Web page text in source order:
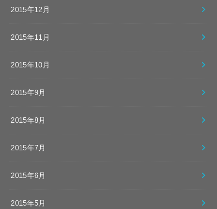
2015年12月
2015年11月
2015年10月
2015年9月
2015年8月
2015年7月
2015年6月
2015年5月